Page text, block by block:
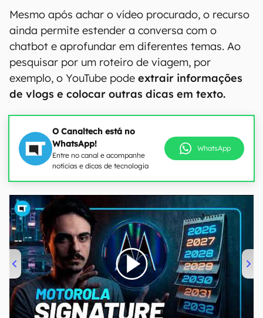
Mesmo após achar o vídeo procurado, o recurso
ainda permite estender a conversa com o
chatbot e aprofundar em diferentes temas. Ao
pesquisar por um roteiro de viagem, por
exemplo, o YouTube pode extrair informações
de vlogs e colocar outras dicas em texto.
O Canaltech está no
WhatsApp!
Entre no canal e acompanhe
notícias e dicas de tecnologia
WhatsApp